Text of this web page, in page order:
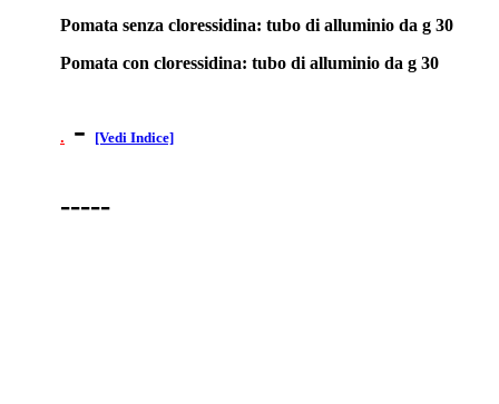
Pomata senza cloressidina: tubo di alluminio da g 30
Pomata con cloressidina: tubo di alluminio da g 30
. - [Vedi Indice]
-----